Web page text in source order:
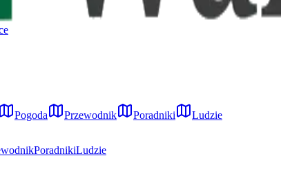
Pogoda Przewodnik Poradniki
Ludzie
PoradnikiLudzie